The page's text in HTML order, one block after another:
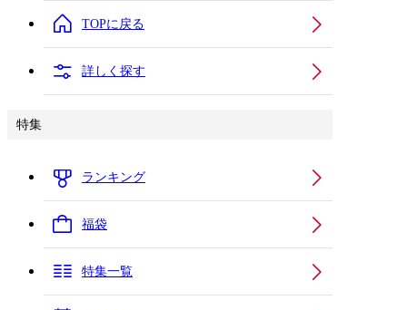
TOPに戻る
詳しく探す
特集
ランキング
福袋
特集一覧